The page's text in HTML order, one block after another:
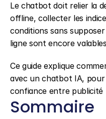
Le chatbot doit relier la
offline, collecter les
conditions sans
ligne sont encore
Ce guide explique
avec un chatbot IA,
confiance entre publicité
Sommaire